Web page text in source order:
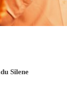
Silene